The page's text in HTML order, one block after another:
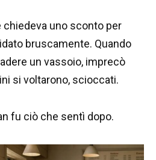
chiedeva uno sconto per
bruscamente. Quando
un vassoio, imprecò
si voltarono, scioccati.
fu ciò che sentì dopo.